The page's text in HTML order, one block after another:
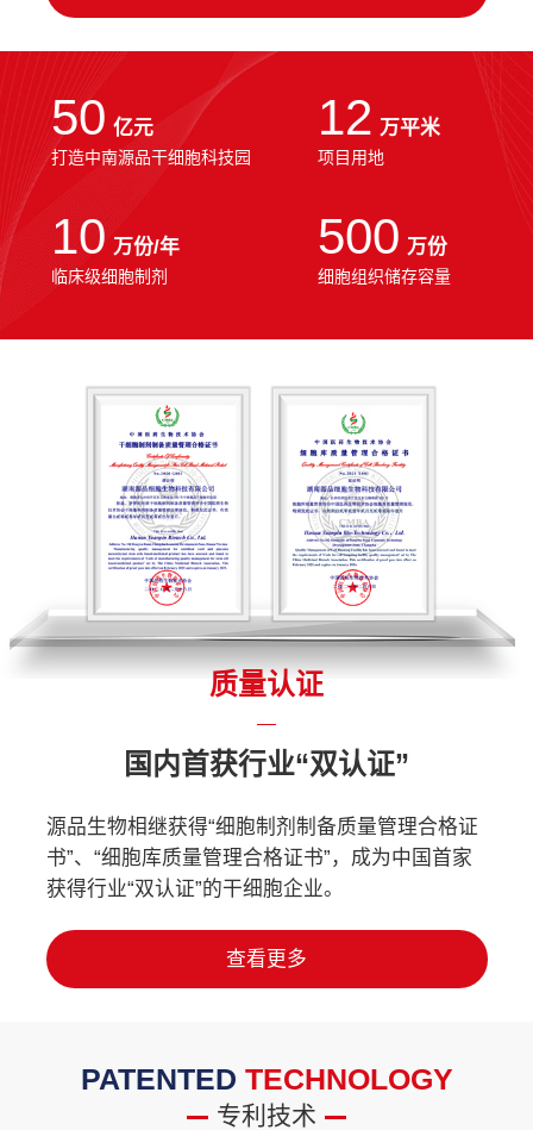
50 亿元
打造中南源品干细胞科技园
12 万平米
项目用地
10 万份/年
临床级细胞制剂
500 万份
细胞组织储存容量
质量认证
国内首获行业“双认证”
源品生物相继获得“细胞制剂制备质量管理合格证
书”、“细胞库质量管理合格证书”，成为中国首家
获得行业“双认证”的干细胞企业。
查看更多
PATENTED TECHNOLOGY
专利技术